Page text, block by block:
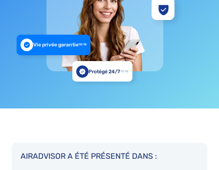
Vie privée garantie10:18
Protégé 24/710:18
AIRADVISOR A ÉTÉ PRÉSENTÉ DANS :